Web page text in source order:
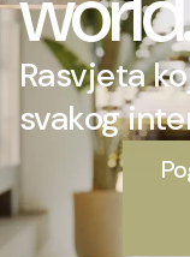
Rasvjeta
svakog